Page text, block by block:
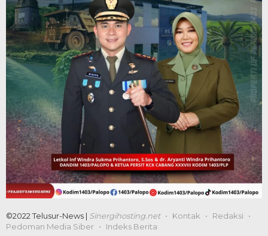
©2022 Telusur-News | Sinergihosting.net Kontak
Redaksi
Pedoman Media Siber
Indeks Berita